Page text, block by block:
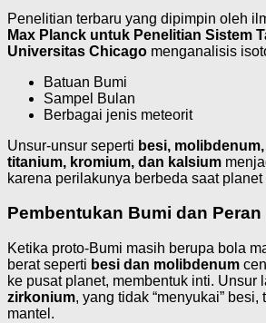
Penelitian terbaru yang dipimpin oleh
Max Planck untuk Penelitian Sistem
Universitas Chicago menganalisis
Batuan Bumi
Sampel Bulan
Berbagai jenis meteorit
Unsur-unsur seperti besi,
titanium, kromium, dan kalsium
karena perilakunya berbeda saat planet
Pembentukan Bumi dan
Ketika proto-Bumi masih berupa bola
berat seperti besi dan molibdenum
ke pusat planet, membentuk inti. Unsur
zirkonium, yang tidak “menyukai” besi,
mantel.